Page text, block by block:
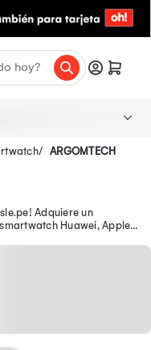
ARGOMTECH
Adquiere un
Huawei, Apple